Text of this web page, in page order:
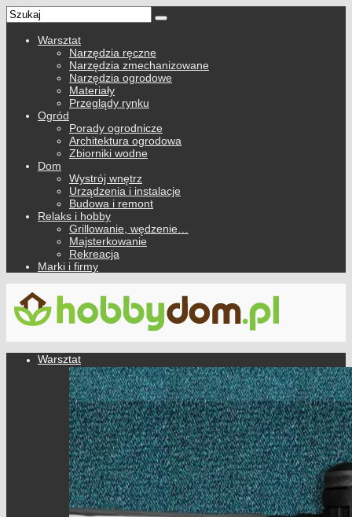
Warsztat
Narzędzia ręczne
Narzędzia zmechanizowane
Narzędzia ogrodowe
Materiały
Przeglądy rynku
Ogród
Porady ogrodnicze
Architektura ogrodowa
Zbiorniki wodne
Dom
Wystrój wnętrz
Urządzenia i instalacje
Budowa i remont
Relaks i hobby
Grillowanie, wędzenie…
Majsterkowanie
Rekreacja
Marki i firmy
Warsztat